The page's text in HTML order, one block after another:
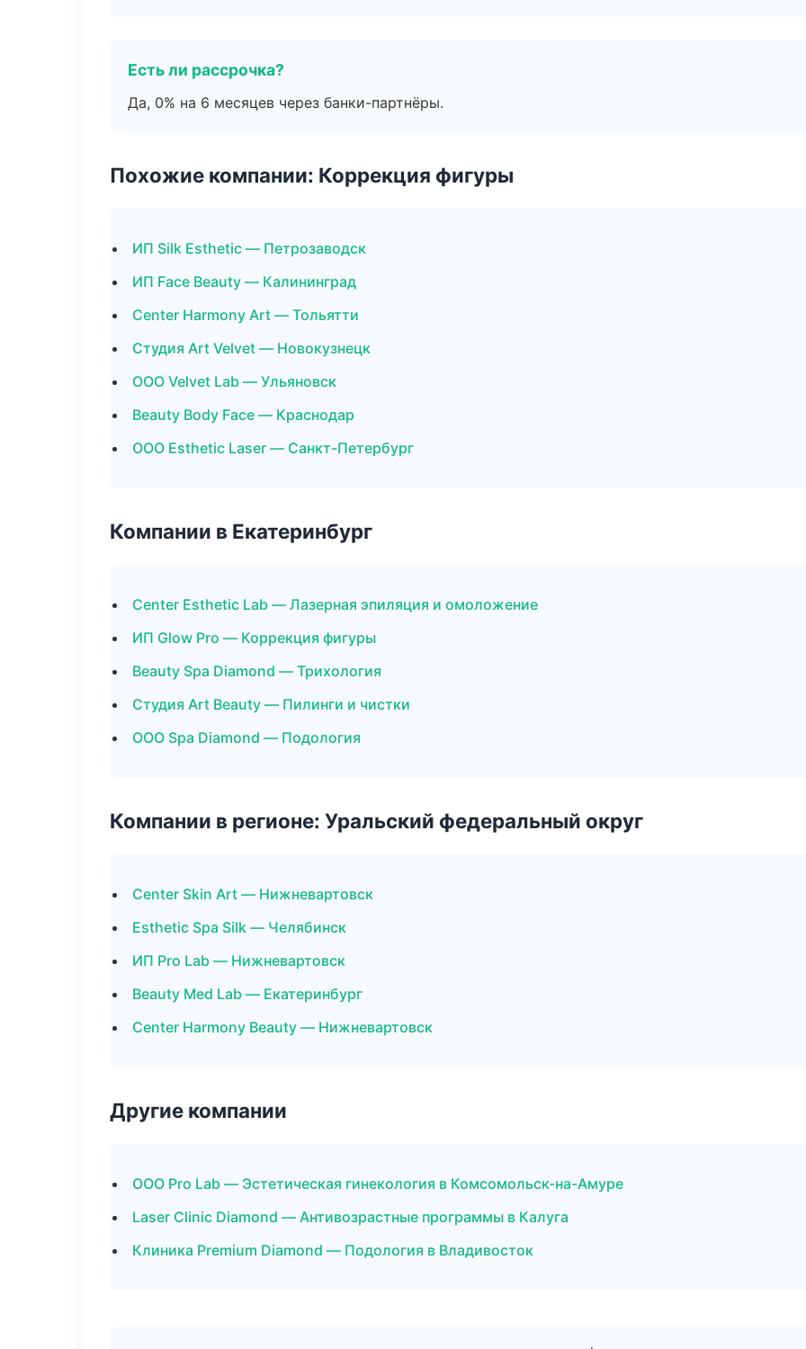
Есть ли рассрочка?
Да, 0% на 6 месяцев через банки-партнёры.
Похожие компании: Коррекция фигуры
ИП Silk Esthetic — Петрозаводск
ИП Face Beauty — Калининград
Center Harmony Art — Тольятти
Студия Art Velvet — Новокузнецк
ООО Velvet Lab — Ульяновск
Beauty Body Face — Краснодар
ООО Esthetic Laser — Санкт-Петербург
Компании в Екатеринбург
Center Esthetic Lab — Лазерная эпиляция и омоложение
ИП Glow Pro — Коррекция фигуры
Beauty Spa Diamond — Трихология
Студия Art Beauty — Пилинги и чистки
ООО Spa Diamond — Подология
Компании в регионе: Уральский федеральный округ
Center Skin Art — Нижневартовск
Esthetic Spa Silk — Челябинск
ИП Pro Lab — Нижневартовск
Beauty Med Lab — Екатеринбург
Center Harmony Beauty — Нижневартовск
Другие компании
ООО Pro Lab — Эстетическая гинекология в Комсомольск-на-Амуре
Laser Clinic Diamond — Антивозрастные программы в Калуга
Клиника Premium Diamond — Подология в Владивосток